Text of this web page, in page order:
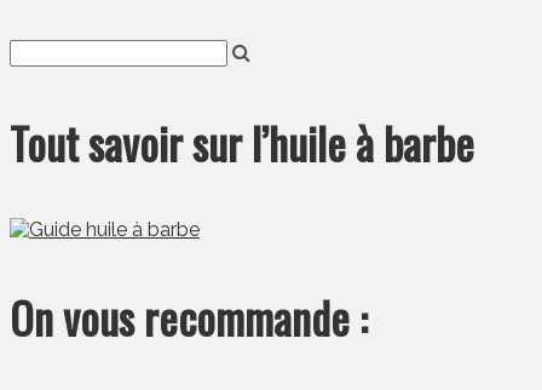
Tout savoir sur l’huile à barbe
On vous recommande :